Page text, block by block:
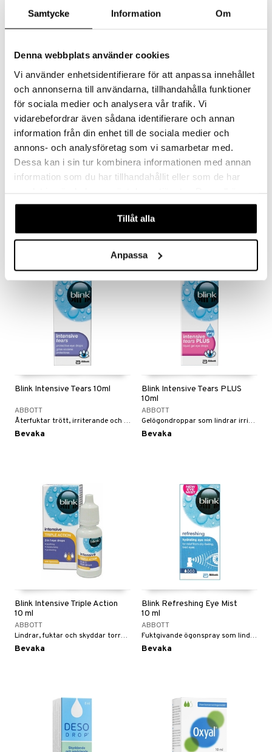
Samtycke Information Om
Denna webbplats använder cookies
Vi använder enhetsidentifierare för att anpassa innehållet
och annonserna till användarna, tillhandahålla funktioner
för sociala medier och analysera vår trafik. Vi
vidarebefordrar även sådana identifierare och annan
information från din enhet till de sociala medier och
annons- och analysföretag som vi samarbetar med.
Dessa kan i sin tur kombinera informationen med annan
information som du har tillhandahållit eller som de har
våra cookies vid fortsatt användande av vår webbplats.
Tillåt alla
Anpassa
Blephasol Duo
Micellär sminkborttagning för torra/känsliga ögonlock och ögon. Passar också för dig som använder kontaktlinser.
Thealoz Duo Gel
Thealoz Duo med cellskyddande trehalos och hyaluronsyra fungerar återfuktanden och behandlar effektivt torra ögon.
139
Blink Intensive Tears 10ml
ABBOTT
Återfuktar trött, irriterande och torra ögon. Ger en långvarig effekt.
Bevaka
Blink Intensive Tears PLUS
10ml
ABBOTT
Gelögondroppar som lindrar irriterande, torra och besvärande ögon.
Bevaka
Blink Intensive Triple Action
10 ml
ABBOTT
Lindrar, fuktar och skyddar torra och irriterande ögon.
Bevaka
Blink Refreshing Eye Mist
10 ml
ABBOTT
Fuktgivande ögonspray som lindrar torra och irriterande ögon.
Bevaka